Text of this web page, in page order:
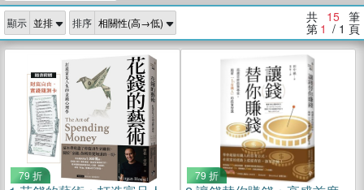
獎 臺灣漫遊錄 、 方念華 、 台灣的李
登輝時代
數學女孩：黎曼猜想 、
偉大的迷走神經
顯示 排序 共 15 筆
第 1 / 1 頁
79 折 79 折